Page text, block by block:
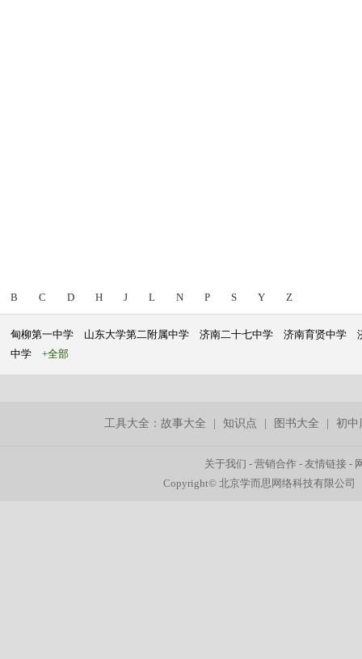
B C D H J L N P S Y Z
甸柳第一中学 山东大学第二附属中学 济南二十七中学 济南育贤中学
中学
+全部
工具大全：故事大全 |知识点 图书大全 |初中
关于我们 -营销合作 -友情链接 -
Copyright© 北京学而思网络科技有限公司